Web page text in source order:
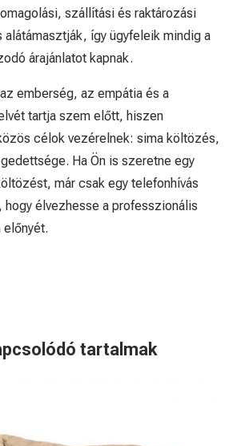
szállítási és raktározási
alátámasztják, így ügyfeleik mindig a
árajánlatot kapnak.
emberség, az empátia és a
tartja szem előtt, hiszen
célok vezérelnek: sima költözés,
Ha Ön is szeretne egy
már csak egy telefonhívás
hogy élvezhesse a professzionális
tartalmak